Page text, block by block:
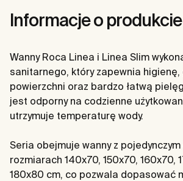
Informacje o produkcie
Wanny Roca Linea i Linea Slim
sanitarnego, który zapewnia higienę,
powierzchni oraz bardzo łatwą
jest odporny na codzienne
utrzymuje temperaturę wody.
Seria obejmuje wanny z
rozmiarach 140x70, 150x70, 160x70,
180x80 cm, co pozwala dopasować